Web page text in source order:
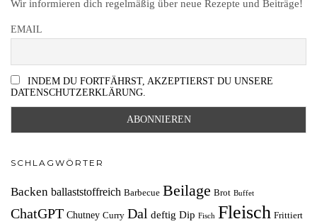
Wir informieren dich regelmäßig über neue Rezepte und Beiträge!
EMAIL
INDEM DU FORTFÄHRST, AKZEPTIERST DU UNSERE
DATENSCHUTZERKLÄRUNG.
SCHLAGWÖRTER
Backen ballaststoffreich Barbecue Beilage Brot Buffet
ChatGPT Chutney Curry Dal deftig Dip Fisch Fleisch Frittiert